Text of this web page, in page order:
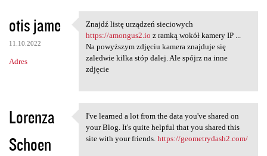
otis jame
11.10.2022
Adres
Znajdź listę urządzeń
Znajdź listę urządzeń sieciowych
https://amongus2.io z ramką wokół kamery IP ...
Na powyższym zdjęciu kamera znajduje się
zaledwie kilka stóp dalej. Ale spójrz na inne
zdjęcie
Lorenza
Schoen
I've learned a lot from the
I've learned a lot from the data you've shared on
your Blog. It's quite helpful that you shared this
site with your friends. https://geometrydash2.com/